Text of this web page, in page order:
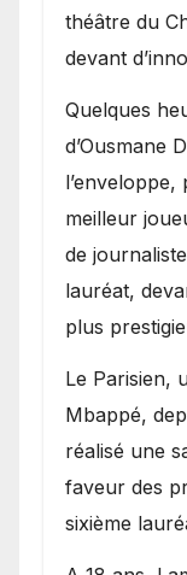
théâtre du
devant
Quelques
d’Ousmane
meilleur
de
lauréat,
plus
Le Parisien,
Mbappé,
réalisé une
faveur des
sixième